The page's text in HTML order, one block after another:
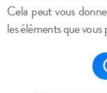
Cela peut vous
les éléments que